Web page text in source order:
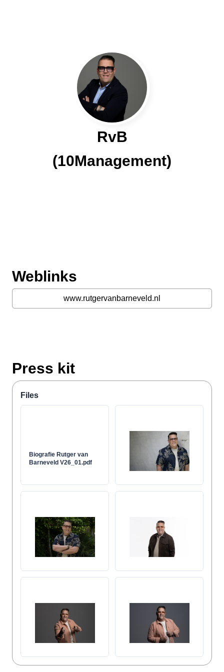
RvB
(10Management)
Weblinks
www.rutgervanbarneveld.nl
Press kit
Files
Biografie Rutger van
Barneveld V26_01.pdf